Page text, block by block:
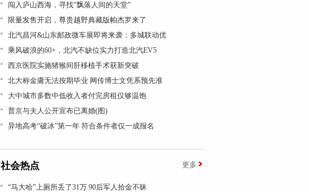
闯入庐山西海，寻找“飘落人间的天堂”
限量发售开启，尊贵越野典藏版帕杰罗来了
北汽昌河&山东邮政微车展即将来袭：多城联动优
乘风破浪的60+，北汽不缺位实力打造北汽EV5
西京医院实施猪猴间肝移植手术获新突破
北大称金庸无法按期毕业 网传博士文凭系预先准
大中城市多数中低收入者付完房租仅够温饱
普京与夫人公开宣布已离婚(图)
异地高考“破冰”第一年 符合条件者仅一成报名
社会热点 更多
“马大哈”上厕所丢了31万 90后军人拾金不昧